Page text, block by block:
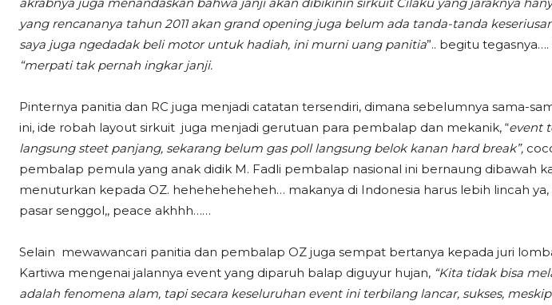
yang rencananya tahun 2011 akan grand opening juga belum ada tanda-tanda
saya juga ngedadak beli motor untuk hadiah, ini murni uang panitia”.. begitu
“merpati tak pernah ingkar janji.
Pinternya panitia dan RC juga menjadi catatan tersendiri, dimana sebelumnya sama-
ini, ide robah layout sirkuit juga menjadi gerutuan para pembalap dan mekanik, “event
langsung steet panjang, sekarang belum gas poll langsung belok kanan hard break”,
pembalap pemula yang anak didik M. Fadli pembalap nasional ini bernaung dibawah
menuturkan kepada OZ. heheheheheheh… makanya di Indonesia harus lebih lincah ya,
pasar senggol,, peace akhhh……
Selain mewawancari panitia dan pembalap OZ juga sempat bertanya kepada juri
Kartiwa mengenai jalannya event yang diparuh balap diguyur hujan, “Kita tidak bisa
adalah fenomena alam, tapi secara keseluruhan event ini terbilang lancar, sukses,